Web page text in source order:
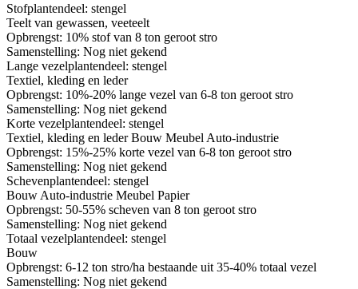
Stofplantendeel: stengel
Teelt van gewassen, veeteelt
Opbrengst: 10% stof van 8 ton geroot stro
Samenstelling: Nog niet gekend
Lange vezelplantendeel: stengel
Textiel, kleding en leder
Opbrengst: 10%-20% lange vezel van 6-8 ton geroot stro
Samenstelling: Nog niet gekend
Korte vezelplantendeel: stengel
Textiel, kleding en leder Bouw Meubel Auto-industrie
Opbrengst: 15%-25% korte vezel van 6-8 ton geroot stro
Samenstelling: Nog niet gekend
Schevenplantendeel: stengel
Bouw Auto-industrie Meubel Papier
Opbrengst: 50-55% scheven van 8 ton geroot stro
Samenstelling: Nog niet gekend
Totaal vezelplantendeel: stengel
Bouw
Opbrengst: 6-12 ton stro/ha bestaande uit 35-40% totaal vezel
Samenstelling: Nog niet gekend